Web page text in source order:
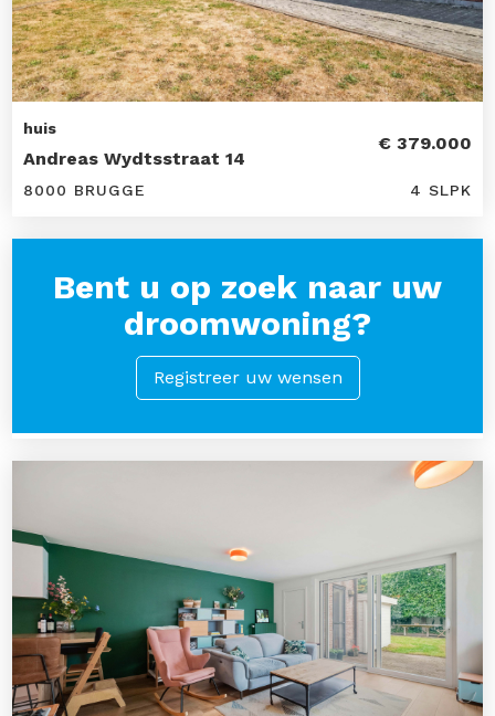
huis
Andreas Wydtsstraat 14
€ 379.000
8000 BRUGGE 4 SLPK
Bent u op zoek naar uw
droomwoning?
Registreer uw wensen